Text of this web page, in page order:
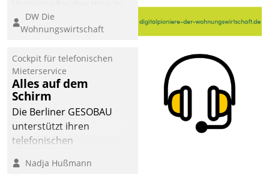
eine digitale Zukunft zu
finden, ist das Ziel des
der
Wohnungswirtschaft“.
Bewerben können sich
dafür ein Team
bestehend aus
Wohnungsunternehmen
und PropTech.
DW Die
Wohnungswirtschaft
Cockpit für telefonischen
Mieterservice
Alles auf dem
Schirm
Die Berliner GESOBAU
unterstützt ihren
telefonischen
digitalen Cockpit, das
Nadja Hußmann